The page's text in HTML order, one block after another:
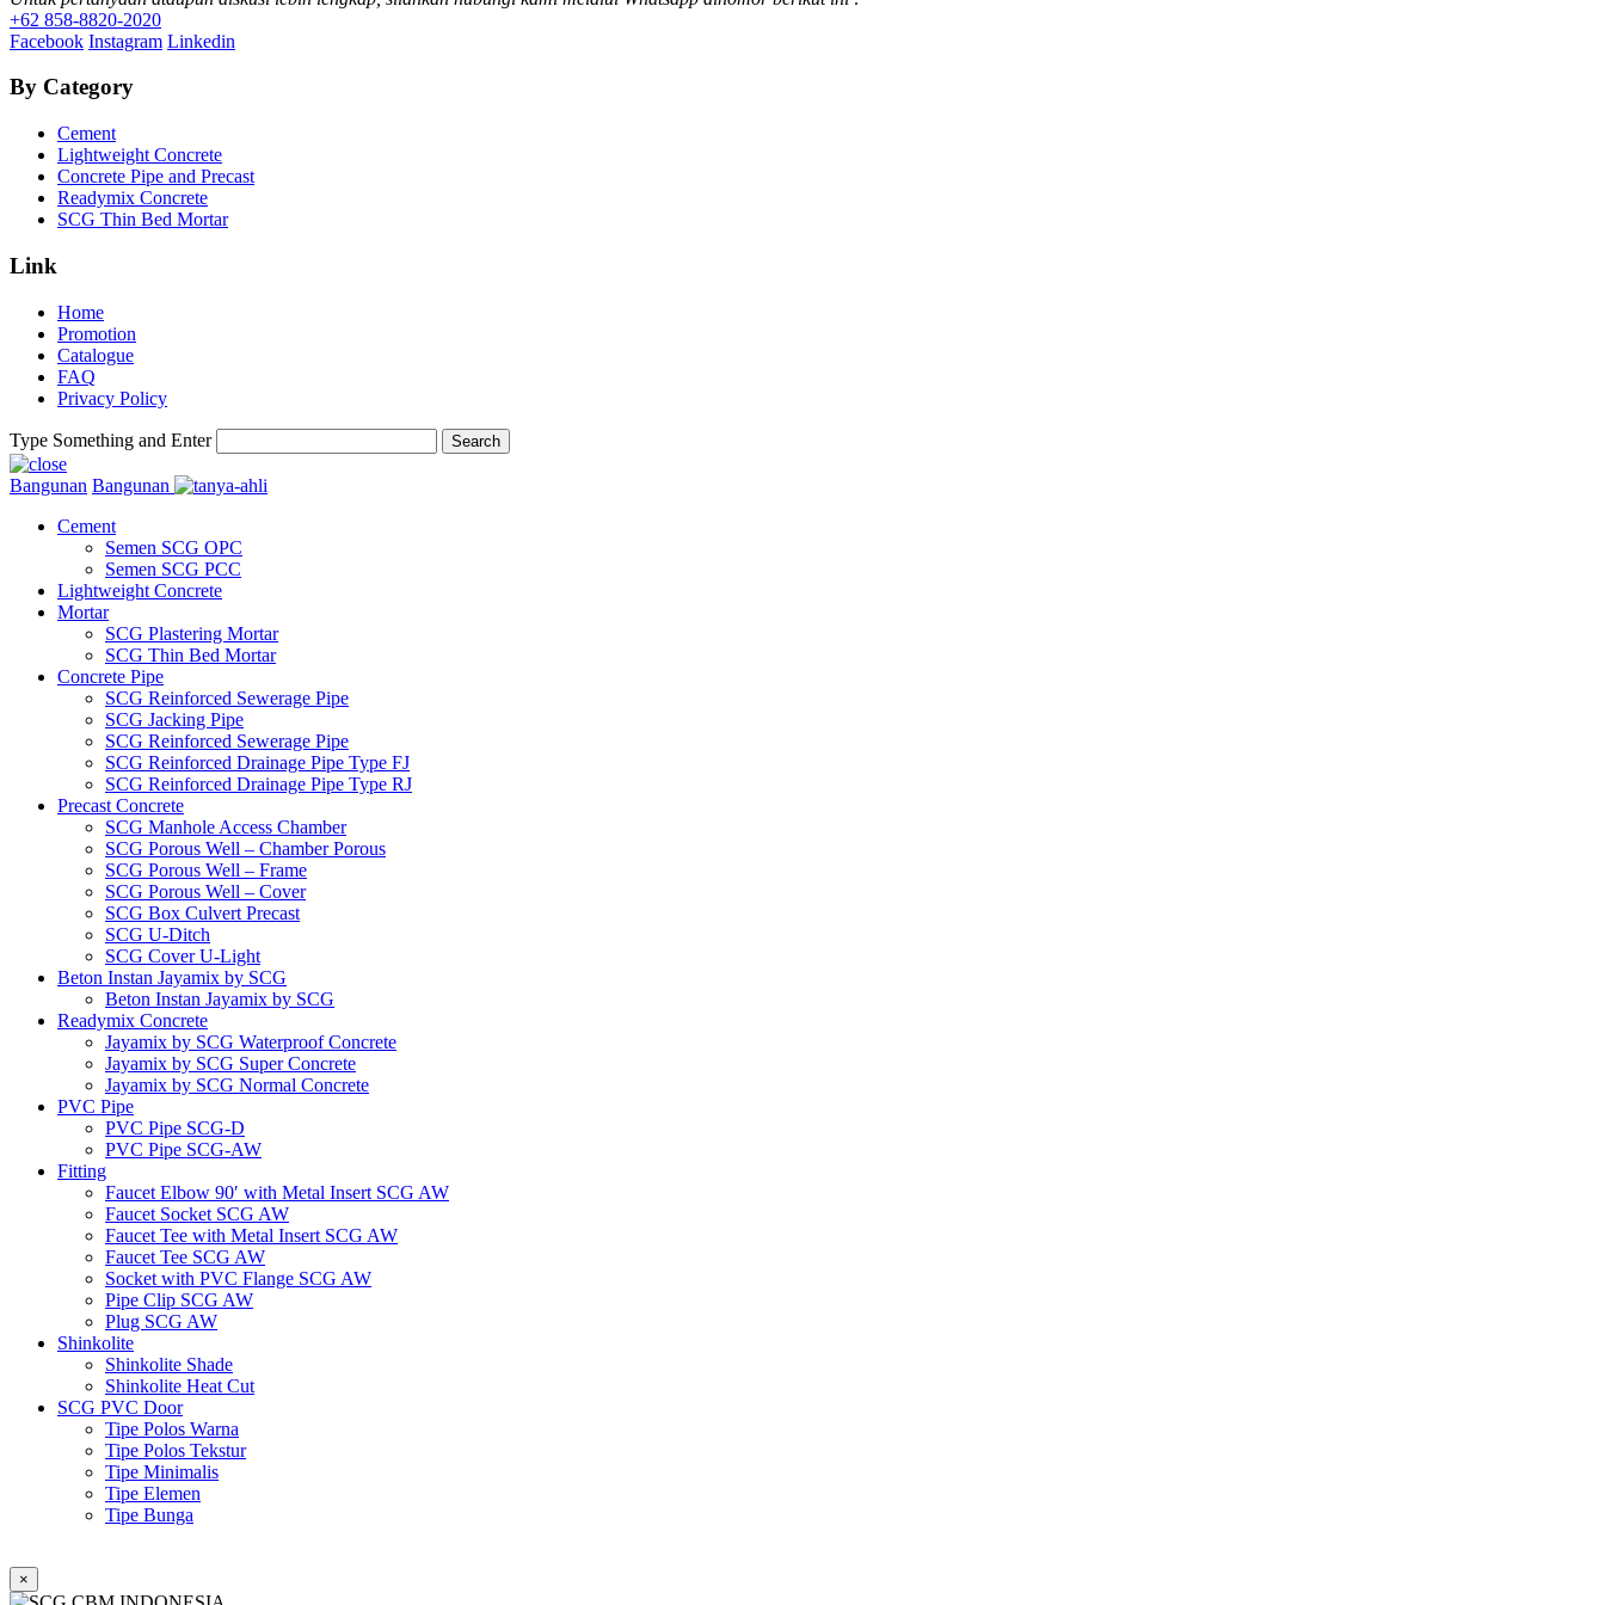
+62 858-8820-2020
Facebook Instagram Linkedin
By Category
Cement
Lightweight Concrete
Concrete Pipe and Precast
Readymix Concrete
SCG Thin Bed Mortar
Link
Home
Promotion
Catalogue
FAQ
Privacy Policy
Type Something and Enter Search
Bangunan Bangunan
Cement
Semen SCG OPC
Semen SCG PCC
Lightweight Concrete
Mortar
SCG Plastering Mortar
SCG Thin Bed Mortar
Concrete Pipe
SCG Reinforced Sewerage Pipe
SCG Jacking Pipe
SCG Reinforced Sewerage Pipe
SCG Reinforced Drainage Pipe Type FJ
SCG Reinforced Drainage Pipe Type RJ
Precast Concrete
SCG Manhole Access Chamber
SCG Porous Well – Chamber Porous
SCG Porous Well – Frame
SCG Porous Well – Cover
SCG Box Culvert Precast
SCG U-Ditch
SCG Cover U-Light
Beton Instan Jayamix by SCG
Beton Instan Jayamix by SCG
Readymix Concrete
Jayamix by SCG Waterproof Concrete
Jayamix by SCG Super Concrete
Jayamix by SCG Normal Concrete
PVC Pipe
PVC Pipe SCG-D
PVC Pipe SCG-AW
Fitting
Faucet Elbow 90′ with Metal Insert SCG AW
Faucet Socket SCG AW
Faucet Tee with Metal Insert SCG AW
Faucet Tee SCG AW
Socket with PVC Flange SCG AW
Pipe Clip SCG AW
Plug SCG AW
Shinkolite
Shinkolite Shade
Shinkolite Heat Cut
SCG PVC Door
Tipe Polos Warna
Tipe Polos Tekstur
Tipe Minimalis
Tipe Elemen
Tipe Bunga
×